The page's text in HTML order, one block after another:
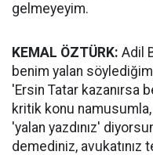
gelmeyeyim.
KEMAL ÖZTÜRK: Adil
benim yalan
'Ersin Tatar kazanırsa
kritik konu namusumla,
'yalan yazdınız'
demediniz,